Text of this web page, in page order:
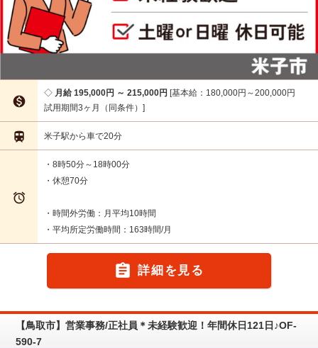

月給 195,000円 ～ 215,000円 基本給：180,000円～200,000円
試用期間3ヶ月（同条件）
 米子駅から車で20分

・8時50分～18時00分
・休憩70分
・時間外労働：月平均10時間
・平均所定労働時間：163時間/月
 詳細を見る
【鳥取市】営業事務/正社員＊未経験歓迎！年間休日121日♪OF-
590-7